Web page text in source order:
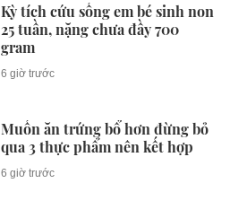
Kỳ tích cứu sống em bé sinh non
25 tuần, nặng chưa đầy 700
gram
6 giờ trước
Muốn ăn trứng bổ hơn đừng bỏ
qua 3 thực phẩm nên kết hợp
6 giờ trước